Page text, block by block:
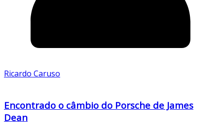
Ricardo Caruso
Encontrado o câmbio do Porsche de James
Dean